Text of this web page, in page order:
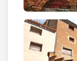
de llum,
immortalitzar
catalans. Però
del paisatge;
bodegons